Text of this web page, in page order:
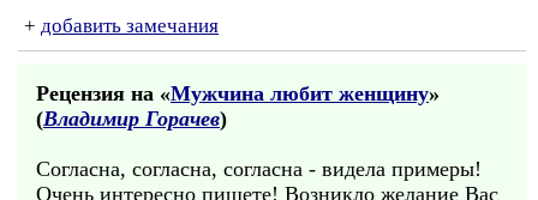
+ добавить замечания
Рецензия на «Мужчина любит женщину»
(Владимир Горачев)
Согласна, согласна, согласна - видела примеры!
Очень интересно пишете! Возникло желание Вас